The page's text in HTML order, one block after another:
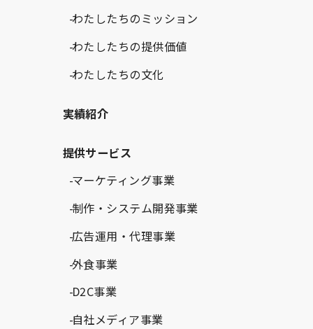
わたしたちのミッション
わたしたちの提供価値
わたしたちの文化
実績紹介
提供サービス
マーケティング事業
制作・システム開発事業
広告運用・代理事業
外食事業
D2C事業
自社メディア事業